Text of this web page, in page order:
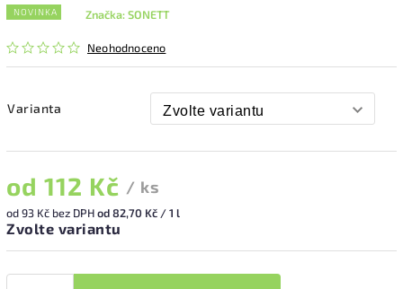
NOVINKA
Neohodnoceno
Značka:SONETT
Varianta
od 112 Kč / ks
od93 Kč bez DPHod 82,70 Kč / 1 l
Zvolte variantu